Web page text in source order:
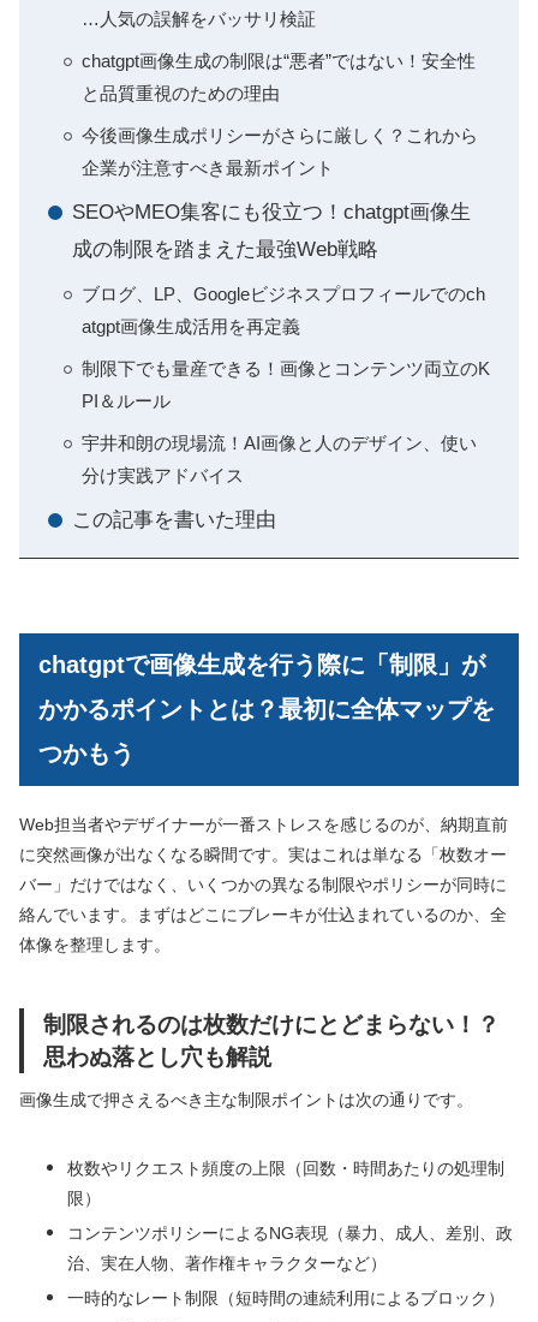
…人気の誤解をバッサリ検証
chatgpt画像生成の制限は“悪者”ではない！安全性
と品質重視のための理由
今後画像生成ポリシーがさらに厳しく？これから
企業が注意すべき最新ポイント
SEOやMEO集客にも役立つ！chatgpt画像生
成の制限を踏まえた最強Web戦略
ブログ、LP、Googleビジネスプロフィールでのch
atgpt画像生成活用を再定義
制限下でも量産できる！画像とコンテンツ両立のK
PI＆ルール
宇井和朗の現場流！AI画像と人のデザイン、使い
分け実践アドバイス
この記事を書いた理由
chatgptで画像生成を行う際に「制限」が
かかるポイントとは？最初に全体マップを
つかもう
Web担当者やデザイナーが一番ストレスを感じるのが、納期直前
に突然画像が出なくなる瞬間です。実はこれは単なる「枚数オー
バー」だけではなく、いくつかの異なる制限やポリシーが同時に
絡んでいます。まずはどこにブレーキが仕込まれているのか、全
体像を整理します。
制限されるのは枚数だけにとどまらない！？
思わぬ落とし穴も解説
画像生成で押さえるべき主な制限ポイントは次の通りです。
枚数やリクエスト頻度の上限（回数・時間あたりの処理制
限）
コンテンツポリシーによるNG表現（暴力、成人、差別、政
治、実在人物、著作権キャラクターなど）
一時的なレート制限（短時間の連続利用によるブロック）